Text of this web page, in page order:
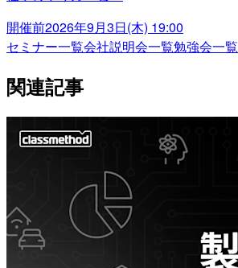
開催前2026年9月3日(木) 19:00
セミナー一覧会社説明会一覧勉強会一覧
関連記事